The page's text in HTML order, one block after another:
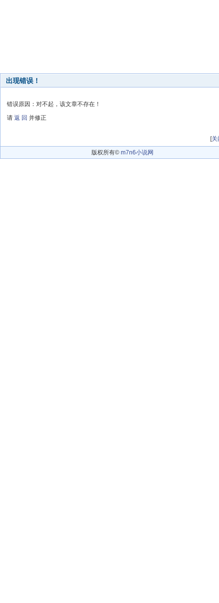
出现错误！
错误原因：对不起，该文章不存在！
请 返 回 并修正
[关
版权所有© m7n6小说网